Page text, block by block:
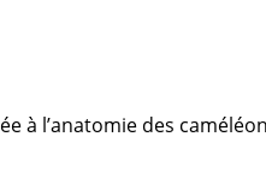
l’anatomie des